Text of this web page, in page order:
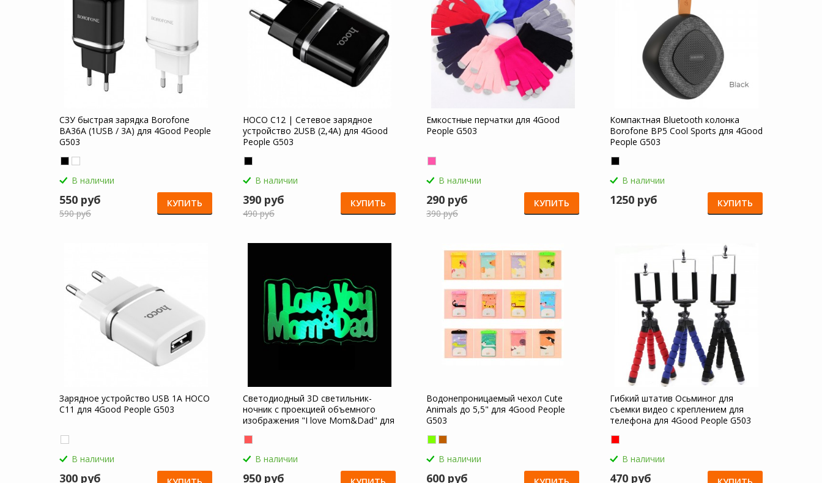
СЗУ быстрая зарядка Borofone
BA36A (1USB / 3A) для 4Good People
G503
В наличии
550 руб
590 руб
КУПИТЬ
HOCO C12 | Сетевое зарядное
устройство 2USB (2,4А) для 4Good
People G503
В наличии
390 руб
490 руб
КУПИТЬ
Емкостные перчатки для 4Good
People G503
В наличии
290 руб
390 руб
КУПИТЬ
Компактная Bluetooth колонка
Borofone BP5 Cool Sports для 4Good
People G503
В наличии
1250 руб КУПИТЬ
Зарядное устройство USB 1A HOCO
C11 для 4Good People G503
В наличии
300 руб
Светодиодный 3D светильник-
ночник с проекцией объемного
изображения "I love Mom&Dad" для
В наличии
950 руб
Водонепроницаемый чехол Cute
Animals до 5,5" для 4Good People
G503
В наличии
600 руб
Гибкий штатив Осьминог для
съемки видео с креплением для
телефона для 4Good People G503
В наличии
470 руб